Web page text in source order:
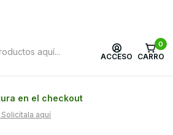
ACCESO
0
CARRO
en el checkout
aquí